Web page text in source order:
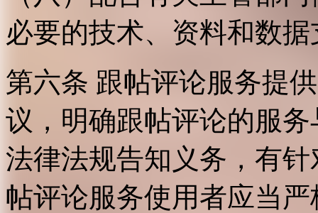
必要的技术、资料和数
第六条 跟帖评论服务提
议，明确跟帖评论的服
法律法规告知义务，有
帖评论服务使用者应当